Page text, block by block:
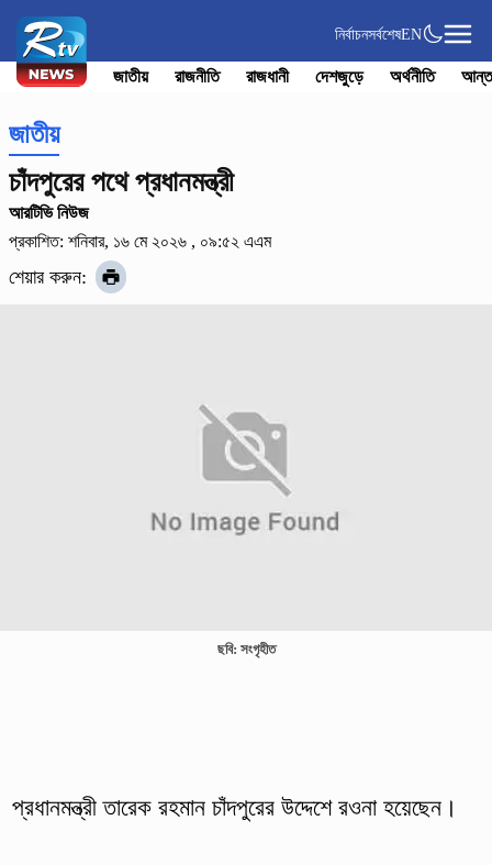
নির্বাচনসর্বশেষEN
জাতীয় রাজনীতি রাজধানী দেশজুড়ে অর্থনীতি
জাতীয়
চাঁদপুরের পথে প্রধানমন্ত্রী
আরটিভি নিউজ
প্রকাশিত: শনিবার, ১৬ মে ২০২৬ , ০৯:৫২ এএম
শেয়ার করুন:
ছবি: সংগৃহীত
প্রধানমন্ত্রী তারেক রহমান চাঁদপুরের উদ্দেশে রওনা হয়েছেন।